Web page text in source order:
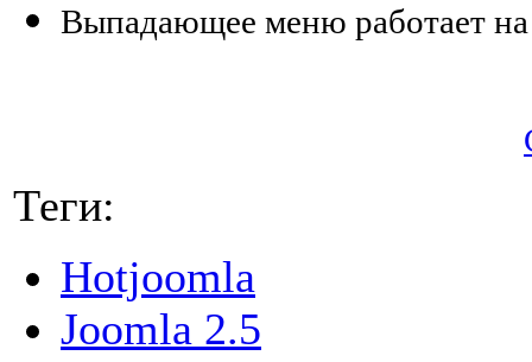
Выпадающее меню работает
Теги:
Hotjoomla
Joomla 2.5